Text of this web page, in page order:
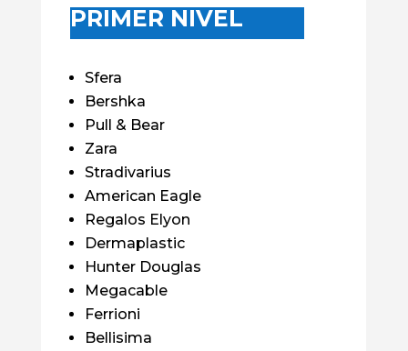
PRIMER NIVEL
Sfera
Bershka
Pull & Bear
Zara
Stradivarius
American Eagle
Regalos Elyon
Dermaplastic
Hunter Douglas
Megacable
Ferrioni
Bellisima